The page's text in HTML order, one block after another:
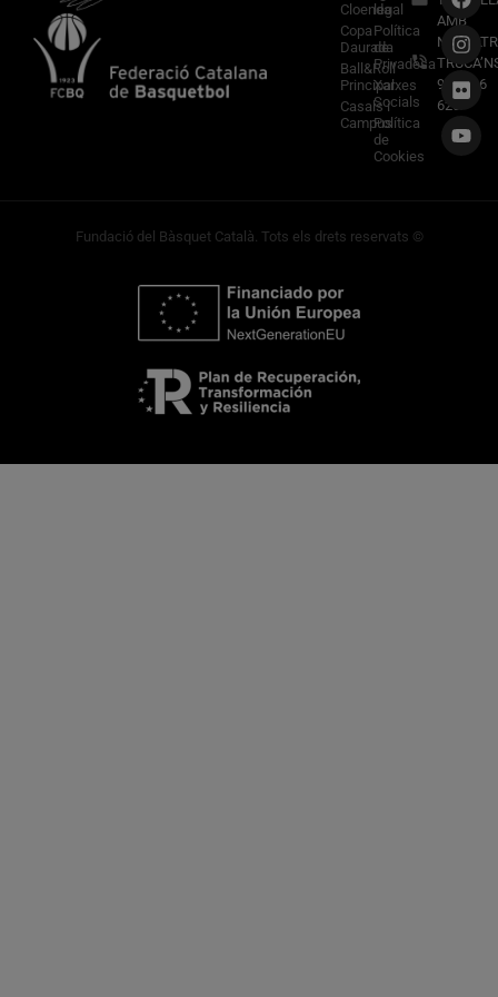
Cloenda
Copa
Daurada
Ball&Roll
Principal
Casals i
Campus
legal
Política
de
Privadesa
Xarxes
Socials
Política
de
Cookies
AMB
933 966
620
Fundació del Bàsquet Català. Tots els drets reservats ©